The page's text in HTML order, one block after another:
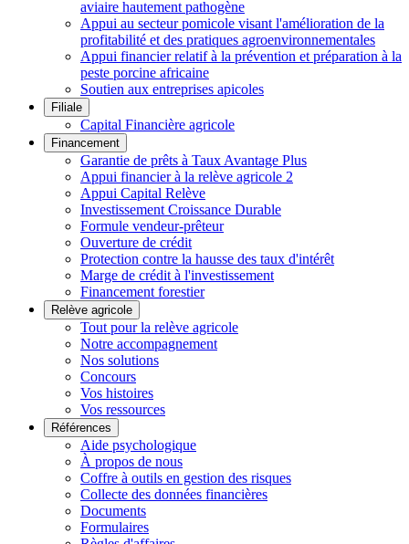
aviaire hautement pathogène
Appui au secteur pomicole visant l'amélioration de la
profitabilité et des pratiques agroenvironnementales
Appui financier relatif à la prévention et préparation à la
peste porcine africaine
Soutien aux entreprises apicoles
Filiale
Capital Financière agricole
Financement
Garantie de prêts à Taux Avantage Plus
Appui financier à la relève agricole 2
Appui Capital Relève
Investissement Croissance Durable
Formule vendeur-prêteur
Ouverture de crédit
Protection contre la hausse des taux d'intérêt
Marge de crédit à l'investissement
Financement forestier
Relève agricole
Tout pour la relève agricole
Notre accompagnement
Nos solutions
Concours
Vos histoires
Vos ressources
Références
Aide psychologique
À propos de nous
Coffre à outils en gestion des risques
Collecte des données financières
Documents
Formulaires